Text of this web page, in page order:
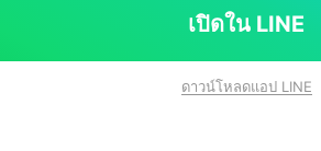
เปิดใน LINE
ดาวน์โหลดแอป LINE